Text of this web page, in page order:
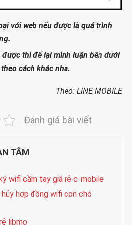
với web nếu được là quá trình
được thì để lại mình luận bên dưới
cách khác nha.
Theo: LINE MOBILE
Đánh giá bài viết
TÂM
wifi cầm tay giá rẻ c-mobile
hợp đồng wifi con chó
libmo